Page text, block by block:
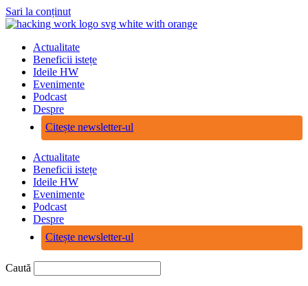
Sari la conținut
Actualitate
Beneficii istețe
Ideile HW
Evenimente
Podcast
Despre
Citește newsletter-ul
Actualitate
Beneficii istețe
Ideile HW
Evenimente
Podcast
Despre
Citește newsletter-ul
Caută